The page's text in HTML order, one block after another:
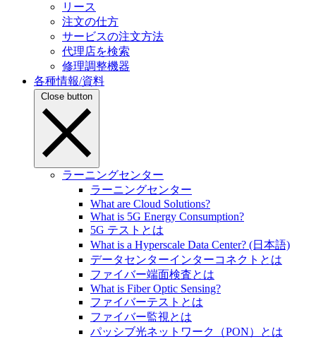
リース
注文の仕方
サービスの注文方法
代理店を検索
修理調整機器
各種情報/資料
Close button
ラーニングセンター
ラーニングセンター
What are Cloud Solutions?
What is 5G Energy Consumption?
5G テストとは
What is a Hyperscale Data Center? (日本語)
データセンターインターコネクトとは
ファイバー端面検査とは
What is Fiber Optic Sensing?
ファイバーテストとは
ファイバー監視とは
パッシブ光ネットワーク（PON）とは